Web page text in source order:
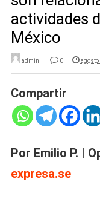
actividades
México
admin 0 agosto
Compartir
Por Emilio P. |
expresa.se